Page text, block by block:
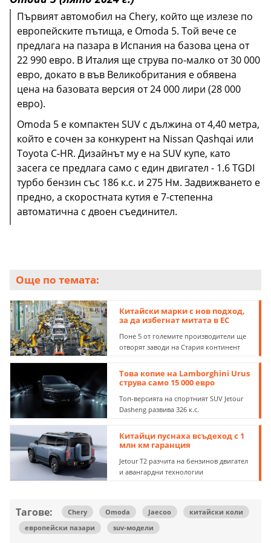
Първият автомобил на Chery, който ще излезе по
европейските пътища, е Omoda 5. Той вече се
предлага на пазара в Испания на базова цена от
22 990 евро. В Италия ще струва по-малко от 30 000
евро, докато в във Великобритания е обявена
цена на базовата версия от 24 000 лири (28 000
евро).
Omoda 5 е компактен SUV с дължина от 4,40 метра,
който е сочен за конкурент на Nissan Qashqai или
Toyota C-HR. Дизайнът му е на SUV купе, като
засега се предлага само с един двигател - 1.6 TGDI
турбо бензин със 186 к.с. и 275 Нм. Задвижването е
предно, а скоростната кутия е 7-степенна
автоматична с двоен съединител.
Със своите 4,5 метра дължина и 1,6-литров
бензинов турбо двигател със 186 к.с. и 275 Нм,
комбиниран със скоростна кутия DCT 7 и
задвижване на четирите колела, Jaecoo J7 се готви
да излезе на пазара в няколко европейски страни
с ориентировъчна базова цена от близо 40 000
евро.
Бензиновият двигател 1.5 TGDI обединява два
електрически мотора (по един на всяка ос), които
осигуряват задвижване на четирите колела,
свързано със 7-степенна автоматична скоростна
кутия с двоен съединител.
Европейският дебют на Omoda 7 е планиран за
2025 г., като датата все още не е определена.
Китайският SUV получава 20-цолови джанти и plug-
in хибриден агрегат, който комбинира 1.5 TGDI
бензинов двигател с електрически мотор, за
мощност, която все още не е обявена официално.
Възраждането на Ebro идва благодарение на
съвместно предприятие между испанските EV
MOTORS и Chery Automobile за управление на
завода в Барселона, където ще се произвеждат
новите модели, започвайки с електрически пикап.
Първият SUV с марка Ebro ще бъде представен на
22 май в Мадрид.
Още по темата:
Китайски марки с нов подход,
за да избегнат митата в ЕС
Поне 5 от големите производители ще
отворят заводи на Стария континент
Това копие на Lamborghini Urus
струва само 15 000 евро
Топ-версията на спортният SUV Jetour
Dasheng развива 326 к.с.
Китайци пуснаха всъдеход с 1
млн км гаранция
Jetour T2 разчита на бензинов двигател
и авангардни технологии
Тагове: Chery Omoda Jaecoo
китайски коли
европейски пазари
suv-модели